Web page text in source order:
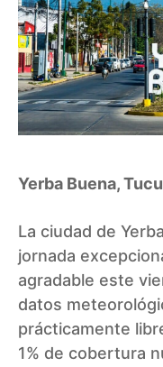
Yerba Buena,
La ciudad de
jornada
agradable este
datos
prácticamente
1% de cobertura